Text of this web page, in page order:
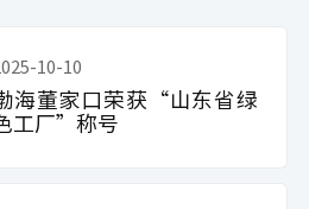
10-10
海董家口荣获“山东省绿
工厂”称号